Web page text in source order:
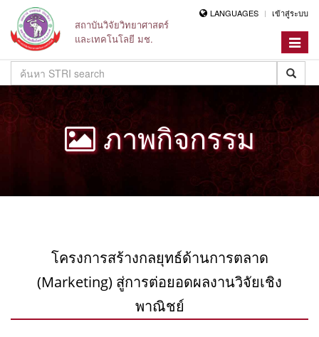
สถาบันวิจัยวิทยาศาสตร์
และเทคโนโลยี มช.
LANGUAGES เข้าสู่ระบบ
Toggle
ภาพกิจกรรม
โครงการสร้างกลยุทธ์ด้านการตลาด
(Marketing) สู่การต่อยอดผลงานวิจัยเชิง
พาณิชย์